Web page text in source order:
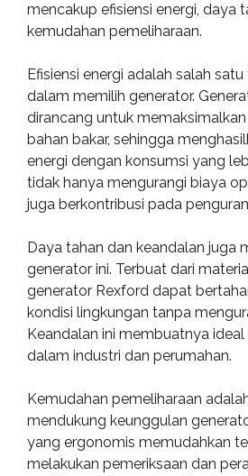
mencakup efisiensi energi, daya
kemudahan pemeliharaan.
Efisiensi energi adalah salah
dalam memilih generator.
dirancang untuk
bahan bakar, sehingga
energi dengan konsumsi yang
tidak hanya mengurangi biaya
juga berkontribusi pada
Daya tahan dan keandalan juga
generator ini. Terbuat dari
generator Rexford dapat
kondisi lingkungan tanpa
Keandalan ini membuatnya
dalam industri dan perumahan.
Kemudahan pemeliharaan
mendukung keunggulan
yang ergonomis memudahkan
melakukan pemeriksaan dan